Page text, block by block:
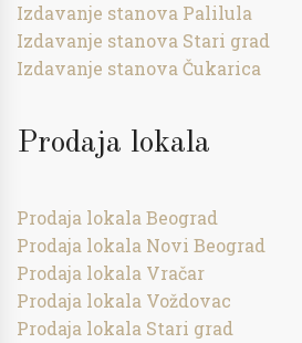
Izdavanje stanova Palilula
Izdavanje stanova Stari grad
Izdavanje stanova Čukarica
Prodaja lokala
Prodaja lokala Beograd
Prodaja lokala Novi Beograd
Prodaja lokala Vračar
Prodaja lokala Voždovac
Prodaja lokala Stari grad